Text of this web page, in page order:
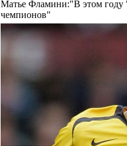
Матье Фламини:"В этом году
чемпионов"